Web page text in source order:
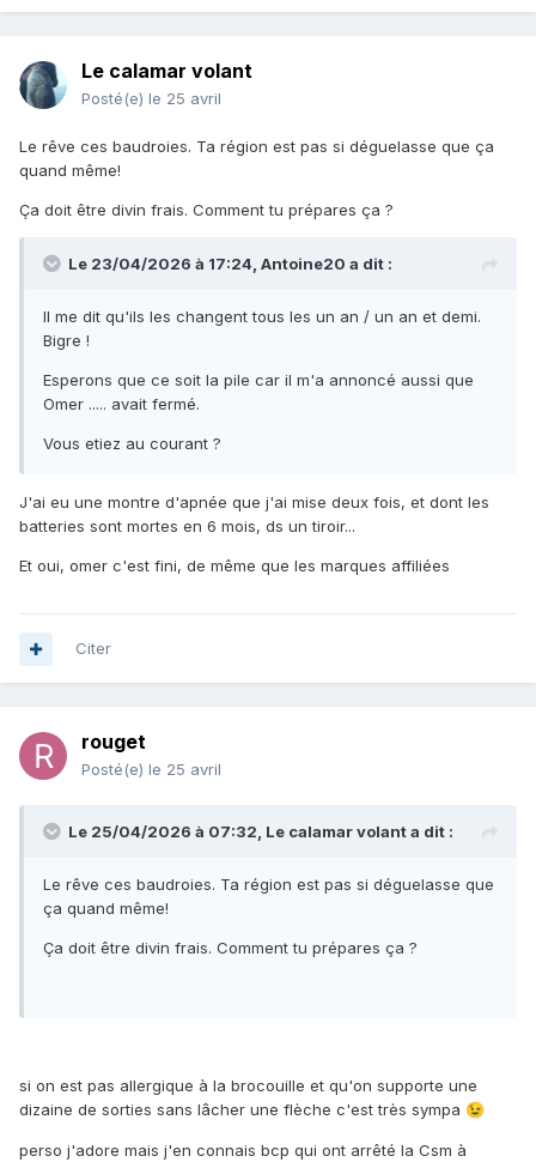
Le calamar volant
Posté(e) le 25 avril
Le rêve ces baudroies. Ta région est pas si déguelasse que ça
quand même!
Ça doit être divin frais. Comment tu prépares ça ?
Le 23/04/2026 à 17:24, Antoine20 a dit :
Il me dit qu'ils les changent tous les un an / un an et demi.
Bigre !
Esperons que ce soit la pile car il m'a annoncé aussi que
Omer ..... avait fermé.
Vous etiez au courant ?
J'ai eu une montre d'apnée que j'ai mise deux fois, et dont les
batteries sont mortes en 6 mois, ds un tiroir...
Et oui, omer c'est fini, de même que les marques affiliées
Citer
rouget
Posté(e) le 25 avril
Le 25/04/2026 à 07:32, Le calamar volanta dit :
Le rêve ces baudroies. Ta région est pas si déguelasse que
ça quand même!
Ça doit être divin frais. Comment tu prépares ça ?
si on est pas allergique à la brocouille et qu'on supporte une
dizaine de sorties sans lâcher une flèche c'est très sympa 😉
perso j'adore mais j'en connais bcp qui ont arrêté la Csm à